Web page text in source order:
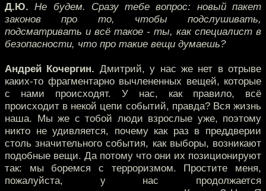
Д.Ю. Не будем. Сразу тебе вопрос: новый пакет
законов про то, чтобы подслушивать,
подсматривать и всё такое - ты, как специалист в
безопасности, что про такие вещи думаешь?
Андрей Кочергин. Дмитрий, у нас же нет в отрыве
каких-то фрагментарно вычлененных вещей, которые
с нами происходят. У нас, как правило, всё
происходит в некой цепи событий, правда? Вся жизнь
наша. Мы же с тобой люди взрослые уже, поэтому
никто не удивляется, почему как раз в преддверии
столь значительного события, как выборы, возникают
подобные вещи. Да потому что они их позиционируют
так: мы боремся с терроризмом. Простите меня,
пожалуйста, у нас продолжается